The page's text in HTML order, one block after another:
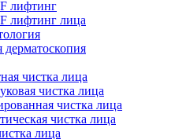
лифтинг
лифтинг лица
чистка лица
чистка лица
чистка лица
чистка лица
лица